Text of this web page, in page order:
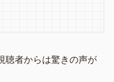
聴者からは驚きの声が